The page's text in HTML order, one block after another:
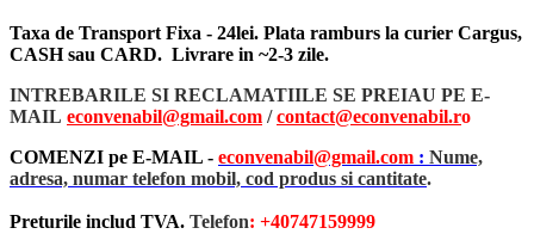
Taxa de Transport Fixa - 24lei. Plata ramburs la curier Cargus,
CASH sau CARD. Livrare in ~2-3 zile.
INTREBARILE SI RECLAMATIILE SE PREIAU PE E-
MAIL econvenabil@gmail.com /contact@econvenabil.ro
COMENZI pe E-MAIL - econvenabil@gmail.com : Nume,
adresa, numar telefon mobil, cod produs si cantitate.
Preturile includ TVA. Telefon: +40747159999